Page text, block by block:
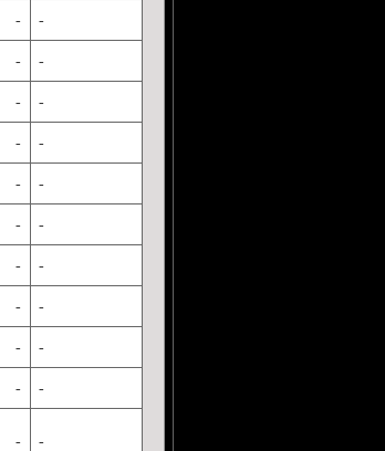
- -
- -
- -
- -
- -
- -
- -
- -
- -
- -
- -